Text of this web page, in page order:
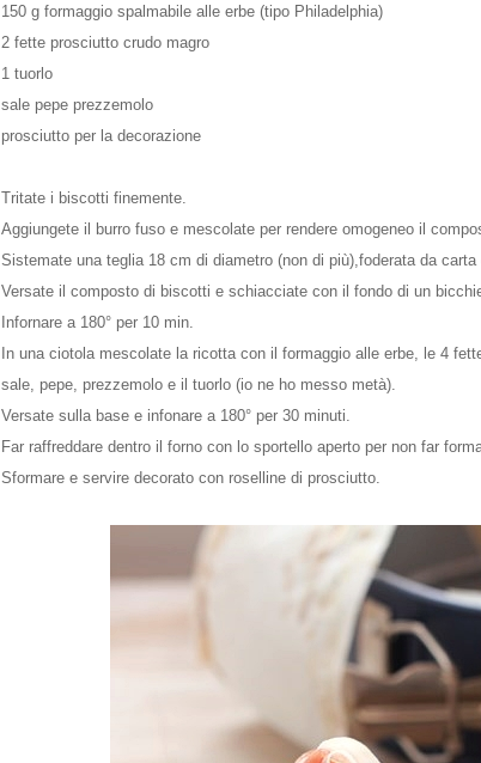
150 g formaggio spalmabile alle erbe (tipo Philadelphia)
2 fette prosciutto crudo magro
1 tuorlo
sale pepe prezzemolo
prosciutto per la decorazione
Tritate i biscotti finemente.
Aggiungete il burro fuso e mescolate per rendere omogeneo il
Sistemate una teglia 18 cm di diametro (non di più),foderata da carta
Versate il composto di biscotti e schiacciate con il fondo di un
Infornare a 180° per 10 min.
In una ciotola mescolate la ricotta con il formaggio alle erbe, le 4
sale, pepe, prezzemolo e il tuorlo (io ne ho messo metà).
Versate sulla base e infonare a 180° per 30 minuti.
Far raffreddare dentro il forno con lo sportello aperto per non far
Sformare e servire decorato con roselline di prosciutto.